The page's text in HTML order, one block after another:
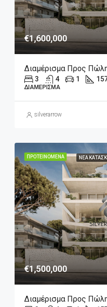
€1,600,000
3 4 1
ΔΙΑΜΈΡΙΣΜΑ
silverarrow
ΠΡΟΤΕΙΝΌΜΕΝΑ ΝΈΑ
€1,500,000